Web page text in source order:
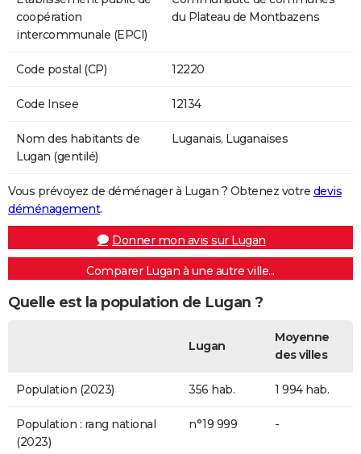
coopération
intercommunale (EPCI)
du Plateau de Montbazens
Code postal (CP) 12220
Code Insee 12134
Nom des habitants de
Lugan (gentilé)
Luganais, Luganaises
Vous prévoyez de déménager à Lugan ? Obtenez votre devis
déménagement.
Donner mon avis sur Lugan
Comparer Lugan à une autre ville...
Quelle est la population de Lugan ?
Lugan
Moyenne
des villes
Population (2023) 356 hab. 1 994 hab.
Population : rang national
(2023)
n°19 999 -